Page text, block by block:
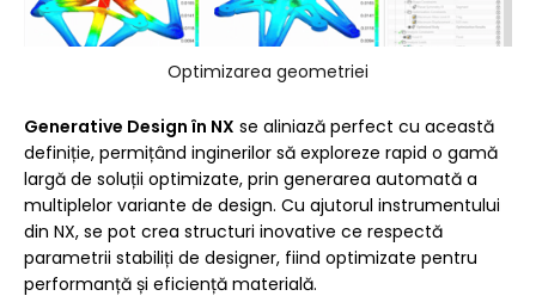
Optimizarea geometriei
Generative Design în NX se aliniază perfect cu această
definiție, permițând inginerilor să exploreze rapid o gamă
largă de soluții optimizate, prin generarea automată a
multiplelor variante de design. Cu ajutorul instrumentului
din NX, se pot crea structuri inovative ce respectă
parametrii stabiliți de designer, fiind optimizate pentru
performanță și eficiență materială.